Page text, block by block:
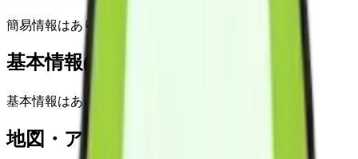
簡易情報はありません
基本情報(詳細)
基本情報はありません
地図・アクセス